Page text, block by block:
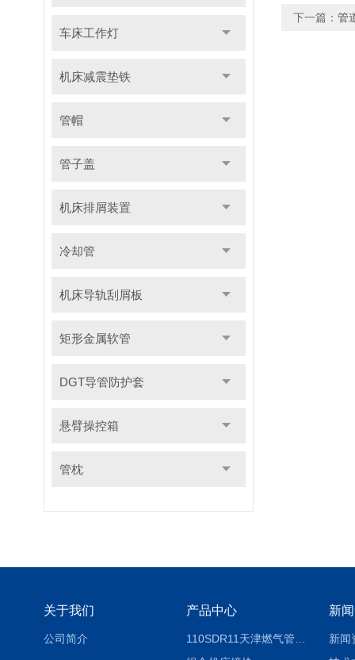
车床工作灯
机床减震垫铁
管帽
管子盖
机床排屑装置
冷却管
机床导轨刮屑板
矩形金属软管
DGT导管防护套
悬臂操控箱
管枕
下一篇： 管
关于我们
公司简介
产品中心 新
新闻